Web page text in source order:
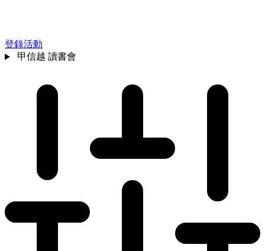
登錄活動
甲信越 讀書會